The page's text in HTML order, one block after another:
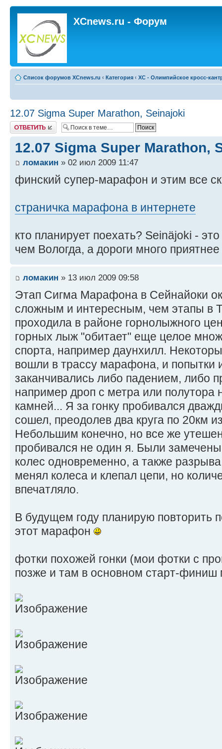
XCnews.ru - Форум
Список форумов XCnews.ru ‹ Категория ‹ XC - Олимпийское кросс-
12.07 Sigma Super Marathon, Seinajoki
Ответить
12.07 Sigma Super Marathon,
ломакин » 02 июл 2009 11:47
финский супер-марафон и этим все
страничка марафона в интернете
кто планирует поехать? Seinäjoki -
чем Вологда, а дороги много приятнее
ломакин » 13 июл 2009 09:58
Этап Сигма Марафона в Сейнайоки
сложным и интересным, чем этапы в
проходила в районе горнолыжного
горных лыж "обитает" еще целое
спорта, например даунхилл.
вошли в трассу марафона, и попытки
заканчивались либо падением, либо
например дроп с метра или полутора
камней... Я за гонку пробивался
сошел, преодолев два круга по 20км
Небольшим конечно, но все же
пробивался не один я. Были
колес одновременно, а также
менял колеса и клепал цепи, но
впечатляло.
В будущем году планирую повторить
этот марафон
фотки похожей гонки (мои фотки с
позже и там в основном старт-финиш